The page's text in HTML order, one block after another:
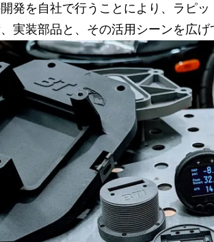
発を自社で行うことにより、ラピ
実装部品と、その活用シーンを広げ